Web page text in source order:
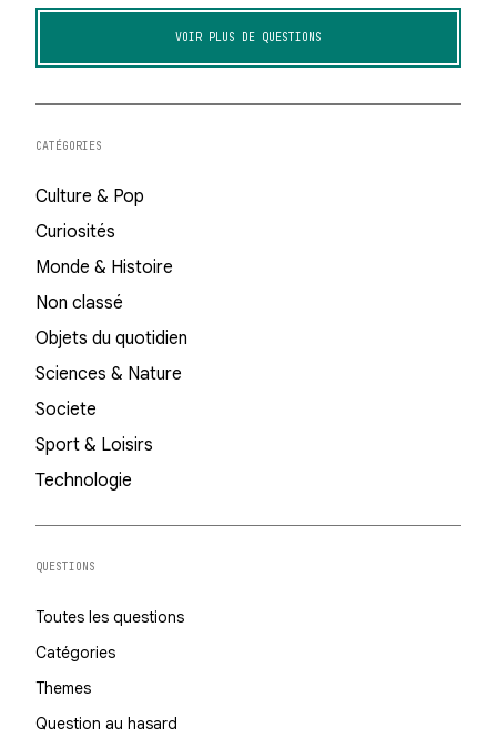
VOIR PLUS DE QUESTIONS
CATÉGORIES
Culture & Pop
Curiosités
Monde & Histoire
Non classé
Objets du quotidien
Sciences & Nature
Societe
Sport & Loisirs
Technologie
QUESTIONS
Toutes les questions
Catégories
Themes
Question au hasard